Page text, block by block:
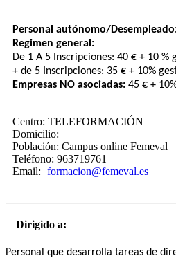
Personal autónomo/
Regimen general:
De 1 A ​5 Inscripciones: 40 € + 10
+​ de 5 Inscripciones: 35 € + 10%
Empresas NO asociadas: 45 € +
Centro: TELEFORMACIÓN
Domicilio:
Población: Campus online Femeval
Teléfono: 963719761
Email: formacion@femeval.es
Dirigido a:
Personal que desarrolla tareas de